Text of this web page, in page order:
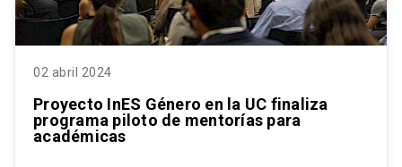
02 abril 2024
Proyecto InES Género en la UC finaliza
programa piloto de mentorías para
académicas